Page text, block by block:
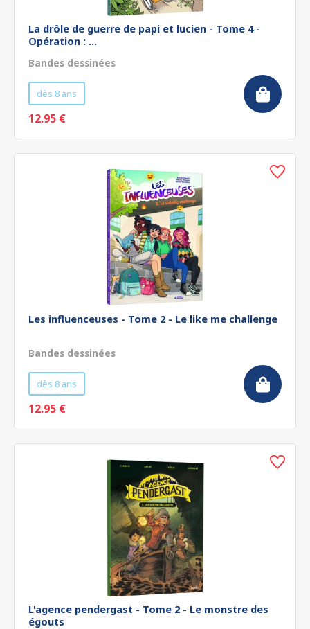
La drôle de guerre de papi et lucien - Tome 4 -
Opération : ...
Bandes dessinées
dès 8 ans
12.95 €
Les influenceuses - Tome 2 - Le like me challenge
Bandes dessinées
dès 8 ans
12.95 €
L'agence pendergast - Tome 2 - Le monstre des
égouts